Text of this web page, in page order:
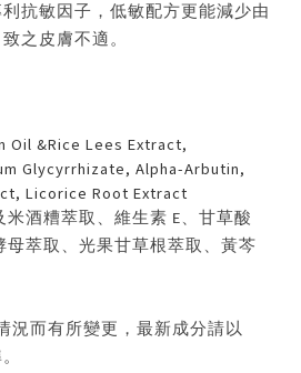
抗敏因子，低敏配方更能減少由
之皮膚不適。
Oil &Rice Lees Extract,
Glycyrrhizate, Alpha-Arbutin,
Licorice Root Extract
酒糟萃取、維生素 E、甘草酸
萃取、光果甘草根萃取、黃芩
況而有所變更，最新成分請以